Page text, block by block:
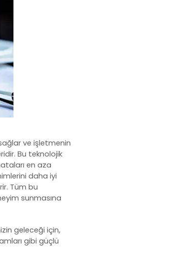
ve işletmenin
Bu teknolojik
en aza
daha iyi
Tüm bu
sunmasına
geleceği için,
gibi güçlü